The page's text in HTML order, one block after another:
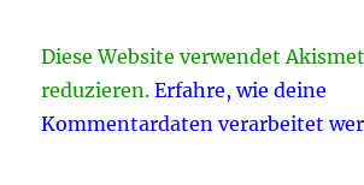
Diese Website verwendet
reduzieren.Erfahre, wie deine
Kommentardaten verarbeitet